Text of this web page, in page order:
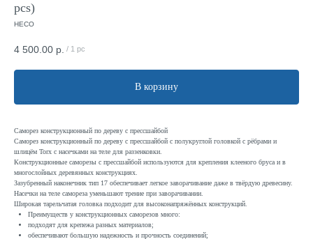
pcs)
HECO
4 500.00 р. / 1 pc
В корзину
Саморез конструкционный по дереву с прессшайбой
Саморез конструкционный по дереву с прессшайбой с полукруглой головкой с рёбрами и
шлицём Torx с насечками на теле для раззенковки.
Конструкционные саморезы с прессшайбой используются для крепления клееного бруса и в
многослойных деревянных конструкциях.
Зазубренный наконечник тип 17 обеспечивает легкое заворачивание даже в твёрдую древесину.
Насечки на теле самореза уменьшают трение при заворачивании.
Широкая тарельчатая головка подходит для высоконапряжённых конструкций.
Преимуществ у конструкционных саморезов много:
подходят для крепежа разных материалов;
обеспечивают большую надежность и прочность соединений;